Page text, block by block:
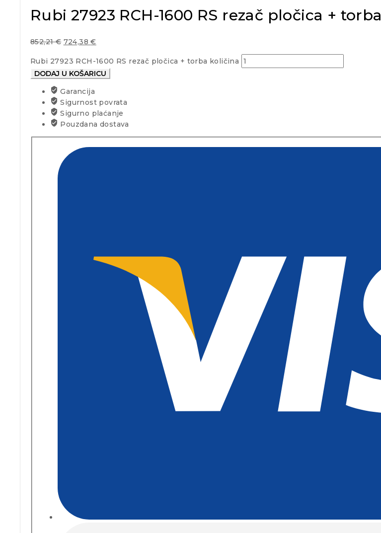
Rubi 27923 RCH-1600 RS rezač pločica + torba
852,21€ 724,38€
Rubi 27923 RCH-1600 RS rezač pločica + torba količina
DODAJ U KOŠARICU
Garancija
Sigurnost povrata
Sigurno plaćanje
Pouzdana dostava